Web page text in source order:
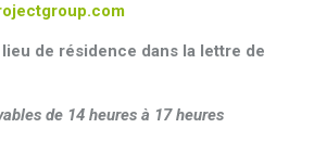
de résidence dans la lettre de
de 14 heures à 17 heures